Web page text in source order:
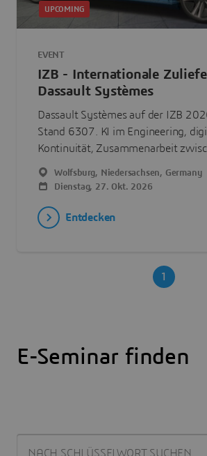
UPCOMING
EVENT
IZB - Internationale
Dassault Systèmes
Dassault Systèmes auf der IZB
Stand 6307. KI im Engineering,
Kontinuität, Zusammenarbeit
Wolfsburg, Niedersachsen, Germany
Dienstag, 27. Okt. 2026
Entdecken
1
E-Seminar finden
NACH SCHLÜSSELWORT SUCHEN